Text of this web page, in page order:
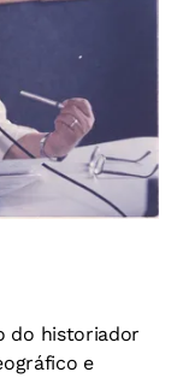
do historiador
e